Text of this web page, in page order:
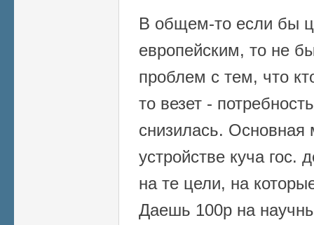
В общем-то если бы
европейским, то не
проблем с тем, что
то везет -
снизилась.
устройстве куча гос.
на те цели, на
Даешь 100р на